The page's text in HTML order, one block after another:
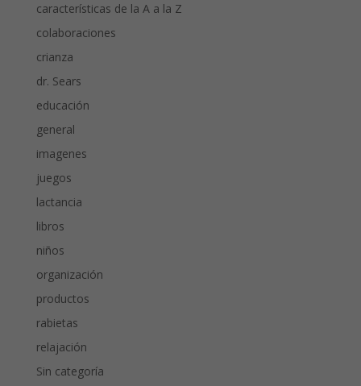
características de la A a la Z
colaboraciones
crianza
dr. Sears
educación
general
imagenes
juegos
lactancia
libros
niños
organización
productos
rabietas
relajación
Sin categoría